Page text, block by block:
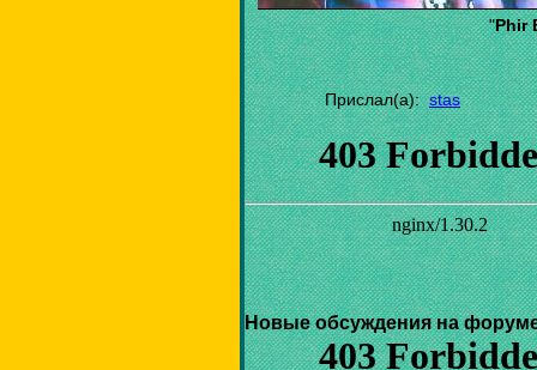
"Phir
Прислал(а):stas
Новые обсуждения на